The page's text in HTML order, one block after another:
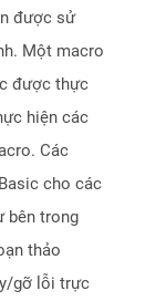
được sử
Một macro
được thực
hiện các
Các
cho các
bên trong
thảo
gỡ lỗi trực